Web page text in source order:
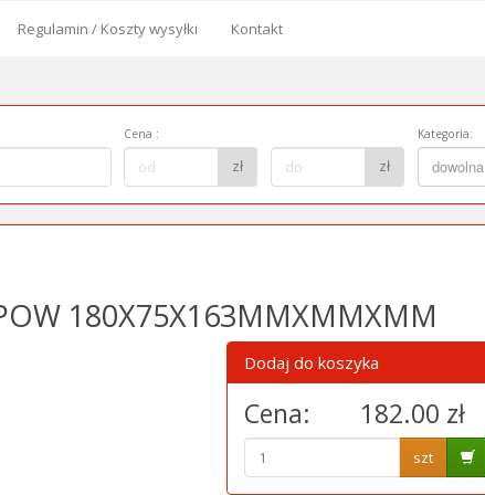
Regulamin / Koszty wysyłki Kontakt
Cena od
:
zł
do:
zł
Kategoria:
dowolna
Kategoria:
180X75X163MMXMMXMM
Dodaj do koszyka
Cena: 182.00 zł
szt